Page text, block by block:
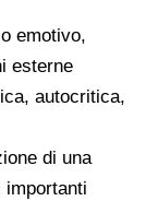
emotivo,
esterne
autocritica,
di una
importanti